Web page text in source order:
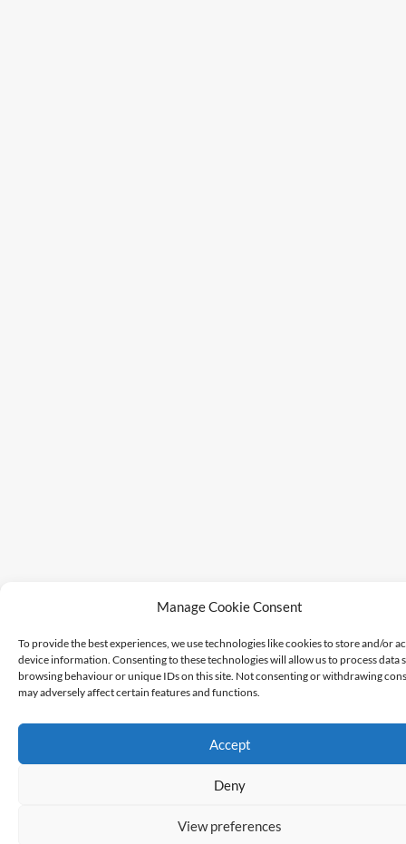
Manage Cookie Consent
To provide the best experiences, we use technologies like cookies to store and/or
device information. Consenting to these technologies will allow us to process data
browsing behaviour or unique IDs on this site. Not consenting or withdrawing
may adversely affect certain features and functions.
Accept
Deny
View preferences